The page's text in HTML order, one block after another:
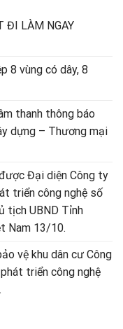
ĐI LÀM NGAY
8 vùng có dây, 8
thanh thông báo
dựng – Thương mại
Đại diện Công ty
triển công nghệ số
tịch UBND Tỉnh
Nam 13/10.
vệ khu dân cư Công
triển công nghệ